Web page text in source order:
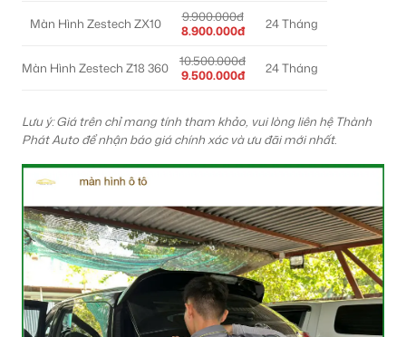
Màn Hình Zestech ZX10
9.900.000đ
8.900.000đ
24 Tháng
Màn Hình Zestech Z18 360
10.500.000đ
9.500.000đ
24 Tháng
Lưu ý: Giá trên chỉ mang tính tham khảo, vui lòng liên hệ Thành
Phát Auto để nhận báo giá chính xác và ưu đãi mới nhất.